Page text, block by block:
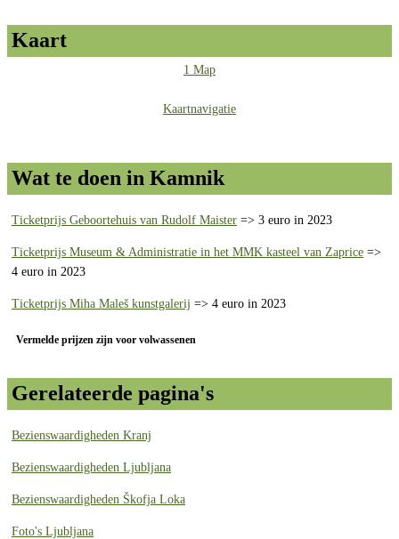
Kaart
1 Map
Kaartnavigatie
Wat te doen in Kamnik
Ticketprijs Geboortehuis van Rudolf Maister => 3 euro in 2023
Ticketprijs Museum & Administratie in het MMK kasteel van Zaprice =>
4 euro in 2023
Ticketprijs Miha Maleš kunstgalerij => 4 euro in 2023
Vermelde prijzen zijn voor volwassenen
Gerelateerde pagina's
Bezienswaardigheden Kranj
Bezienswaardigheden Ljubljana
Bezienswaardigheden Škofja Loka
Foto's Ljubljana